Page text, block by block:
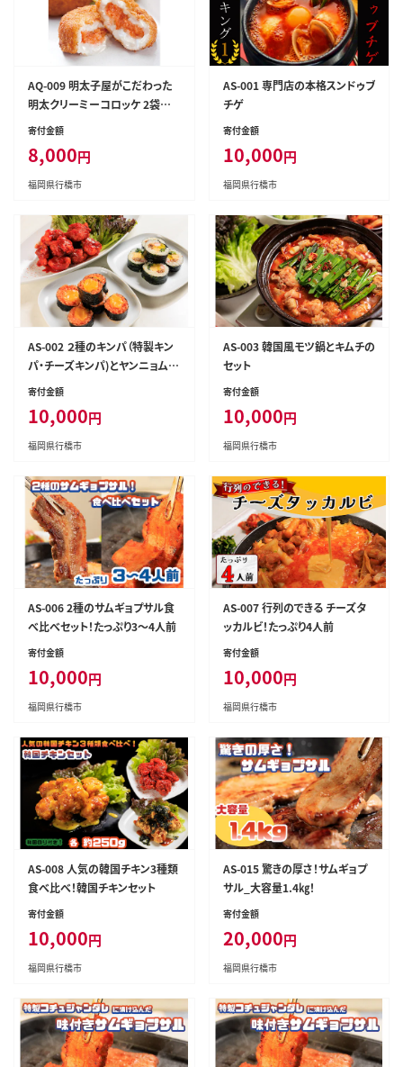
AQ-009 明太子屋がこだわった
明太クリーミーコロッケ 2袋セッ
ト
寄付金額
8,000円
福岡県行橋市
AS-001 専門店の本格スンドゥブ
チゲ
寄付金額
10,000円
福岡県行橋市
AS-002 ２種のキンパ（特製キン
パ・チーズキンパ)とヤンニョムチ
キン2パックのお家で本格韓流ご
寄付金額
10,000円
福岡県行橋市
AS-003 韓国風モツ鍋とキムチの
セット
寄付金額
10,000円
福岡県行橋市
AS-006 2種のサムギョプサル食
べ比べセット！たっぷり3～4人前
寄付金額
10,000円
福岡県行橋市
AS-007 行列のできる チーズタ
ッカルビ！たっぷり4人前
寄付金額
10,000円
福岡県行橋市
AS-008 人気の韓国チキン3種類
食べ比べ！韓国チキンセット
寄付金額
10,000円
福岡県行橋市
AS-015 驚きの厚さ！サムギョプ
サル_大容量1.4㎏！
寄付金額
20,000円
福岡県行橋市